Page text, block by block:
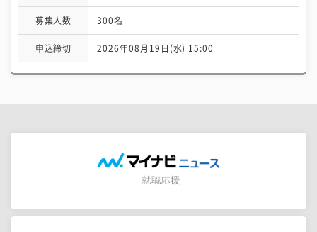
募集人数 300名
申込締切 2026年08月19日(水) 15:00